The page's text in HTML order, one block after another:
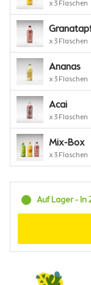
x 3 Flaschen
x 3 Flaschen
Ananas
x 3 Flaschen
Acai
x 3 Flaschen
Mix-Box
x 3 Flaschen
Auf Lager - In